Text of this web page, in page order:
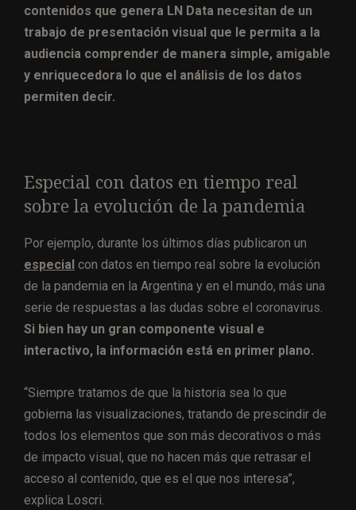
contenidos que genera LN Data necesitan de un
trabajo de presentación visual que le permita a la
audiencia comprender de manera simple, amigable
y enriquecedora lo que el análisis de los datos
permiten decir.
Especial con datos en tiempo real
sobre la evolución de la pandemia
Por ejemplo, durante los últimos días publicaron un
especial con datos en tiempo real sobre la evolución
de la pandemia en la Argentina y en el mundo, más una
serie de respuestas a las dudas sobre el coronavirus.
Si bien hay un gran componente visual e
interactivo, la información está en primer plano.
“Siempre tratamos de que la historia sea lo que
gobierna las visualizaciones, tratando de prescindir de
todos los elementos que son más decorativos o más
de impacto visual, que no hacen más que retrasar el
acceso al contenido, que es el que nos interesa”,
explica Loscri.